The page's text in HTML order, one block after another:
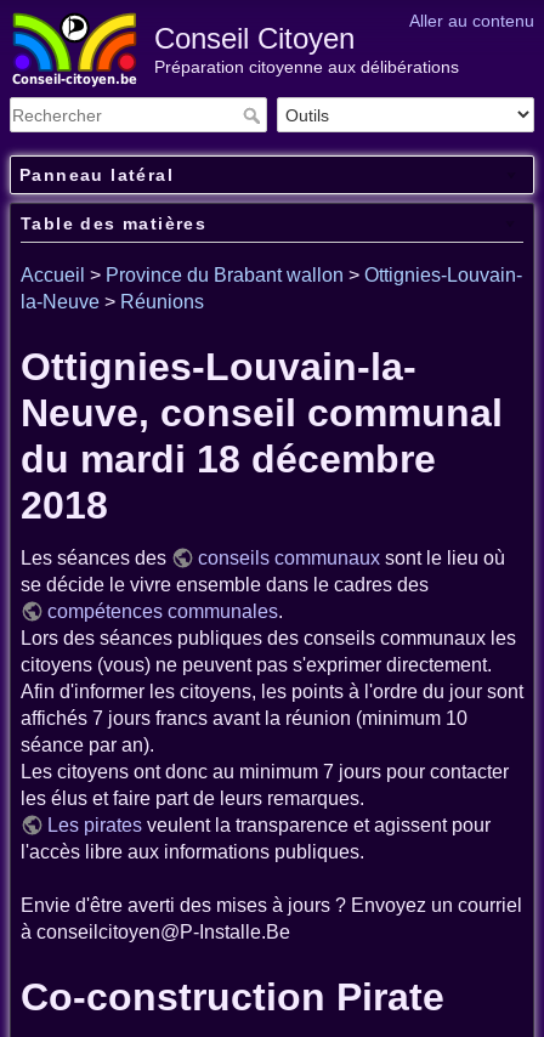
Aller au contenu
Conseil Citoyen
Préparation citoyenne aux délibérations
Panneau latéral
Table des matières
Accueil > Province du Brabant wallon > Ottignies-Louvain-
la-Neuve > Réunions
Ottignies-Louvain-la-
Neuve, conseil communal
du mardi 18 décembre
2018
Les séances des conseils communaux sont le lieu où
se décide le vivre ensemble dans le cadres des
compétences communales.
Lors des séances publiques des conseils communaux les
citoyens (vous) ne peuvent pas s'exprimer directement.
Afin d'informer les citoyens, les points à l'ordre du jour sont
affichés 7 jours francs avant la réunion (minimum 10
séance par an).
Les citoyens ont donc au minimum 7 jours pour contacter
les élus et faire part de leurs remarques.
Les pirates veulent la transparence et agissent pour
l'accès libre aux informations publiques.
Envie d'être averti des mises à jours ? Envoyez un courriel
à conseilcitoyen@P-Installe.Be
Co-construction Pirate